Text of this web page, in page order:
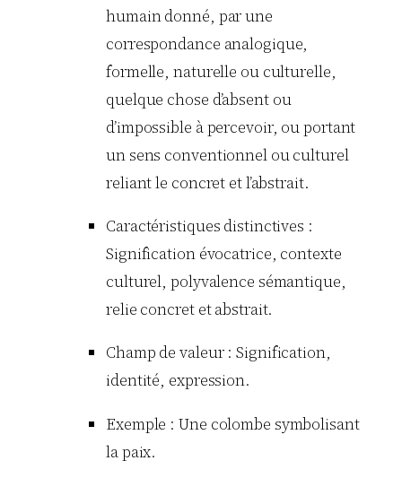
humain donné, par une
correspondance analogique,
formelle, naturelle ou culturelle,
quelque chose d’absent ou
d’impossible à percevoir, ou portant
un sens conventionnel ou culturel
reliant le concret et l’abstrait.
Caractéristiques distinctives :
Signification évocatrice, contexte
culturel, polyvalence sémantique,
relie concret et abstrait.
Champ de valeur : Signification,
identité, expression.
Exemple : Une colombe symbolisant
la paix.